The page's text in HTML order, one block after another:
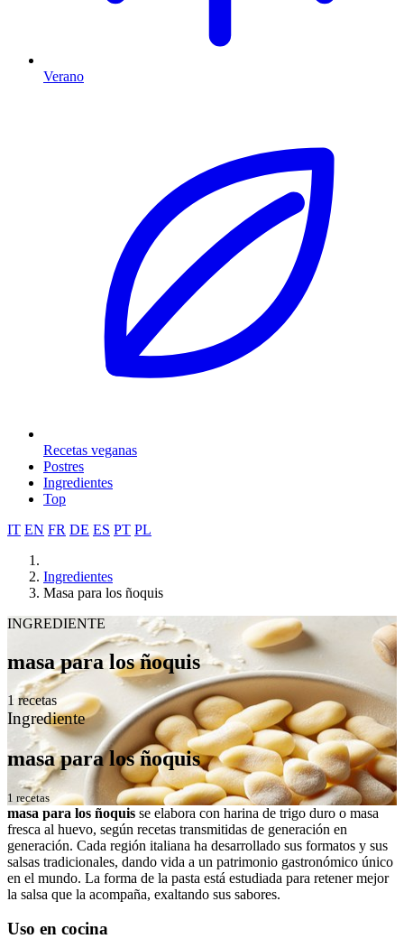
Verano
Recetas veganas
Postres
Ingredientes
Top
IT EN FR DE ES PT PL
Ingredientes
Masa para los ñoquis
INGREDIENTE
masa para los ñoquis
1 recetas
Ingrediente
masa para los ñoquis
1 recetas
masa para los ñoquis se elabora con harina de trigo duro o masa
fresca al huevo, según recetas transmitidas de generación en
generación. Cada región italiana ha desarrollado sus formatos y sus
salsas tradicionales, dando vida a un patrimonio gastronómico único
en el mundo. La forma de la pasta está estudiada para retener mejor
la salsa que la acompaña, exaltando sus sabores.
Uso en cocina